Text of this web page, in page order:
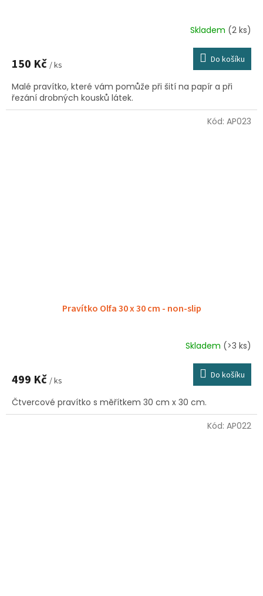
Skladem (2 ks)
150 Kč / ks Do košíku
Malé pravítko, které vám pomůže při šití na papír a při
řezání drobných kousků látek.
Pravítko Olfa 30 x 30 cm - non-slip
je
z
5
Skladem (>3 ks)
499 Kč / ks Do košíku
Čtvercové pravítko s měřítkem 30 cm x 30 cm.
Kód: AP023
Kód: AP022